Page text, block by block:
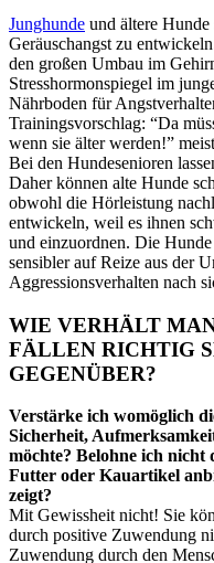
Junghunde und ältere Hunde
Geräuschangst zu
den großen Umbau im
Stresshormonspiegel im
Nährboden für
Trainingsvorschlag: “Da
wenn sie älter werden!”
Bei den Hundesenioren
Daher können alte Hunde
obwohl die Hörleistung
entwickeln, weil es ihnen
und einzuordnen. Die
sensibler auf Reize aus der
Aggressionsverhalten nach
WIE VERHÄLT
FÄLLEN RICHTIG
GEGENÜBER?
Verstärke ich womöglich
Sicherheit,
möchte? Belohne ich nicht
Futter oder Kauartikel
zeigt?
Mit Gewissheit nicht! Sie
durch positive Zuwendung
Zuwendung durch den